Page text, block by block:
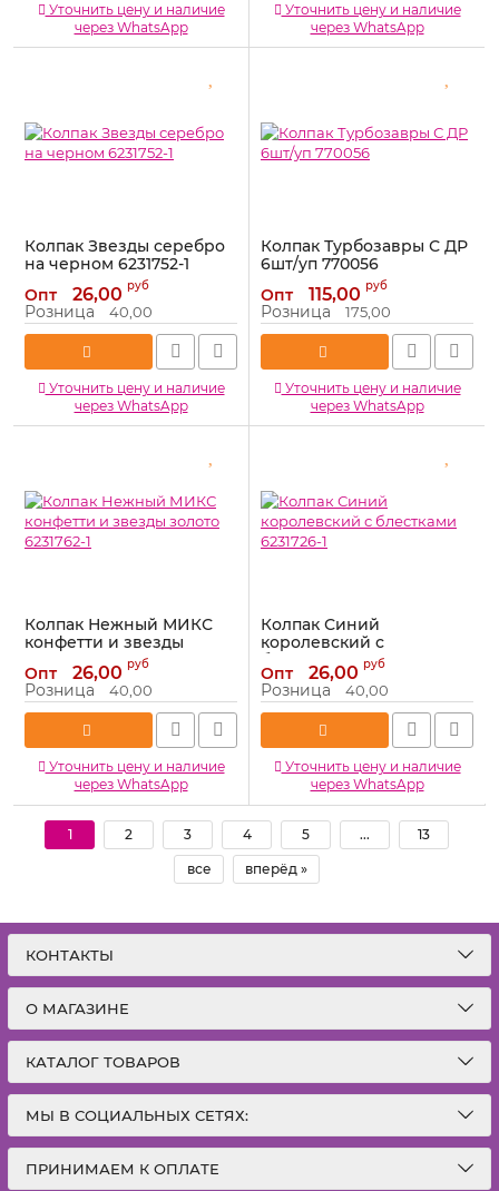
Уточнить цену и наличие
через WhatsApp
Уточнить цену и наличие
через WhatsApp
Колпак Звезды серебро
на черном 6231752-1
Артикул: 6231752-1
Опт 26,00 руб
Розница 40,00
Уточнить цену и наличие
через WhatsApp
Колпак Турбозавры С ДР
6шт/уп 770056
Артикул: 770056
Опт 115,00 руб
Розница 175,00
Уточнить цену и наличие
через WhatsApp
Колпак Нежный МИКС
конфетти и звезды
золото 6231762-1
Артикул: 6231762-1
Опт 26,00 руб
Розница 40,00
Уточнить цену и наличие
через WhatsApp
Колпак Синий
королевский с
блестками 6231726-1
Артикул: 6231726-1
Опт 26,00 руб
Розница 40,00
Уточнить цену и наличие
через WhatsApp
1 2 3 4 5 ... 13
все вперёд »
КОНТАКТЫ
О МАГАЗИНЕ
КАТАЛОГ ТОВАРОВ
МЫ В СОЦИАЛЬНЫХ СЕТЯХ:
ПРИНИМАЕМ К ОПЛАТЕ